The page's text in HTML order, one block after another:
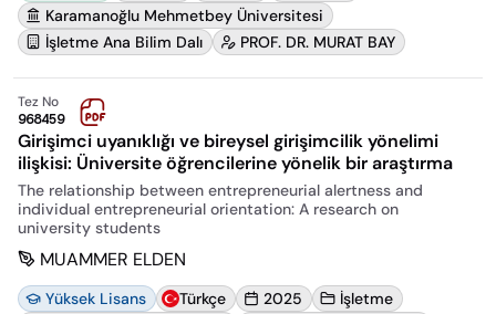
Karamanoğlu Mehmetbey Üniversitesi
İşletme Ana Bilim Dalı
PROF. DR. MURAT BAY
Tez No
968459
Girişimci uyanıklığı ve bireysel girişimcilik yönelimi
ilişkisi: Üniversite öğrencilerine yönelik bir araştırma
The relationship between entrepreneurial alertness and
individual entrepreneurial orientation: A research on
university students
MUAMMER ELDEN
Yüksek Lisans Türkçe 2025
İşletme